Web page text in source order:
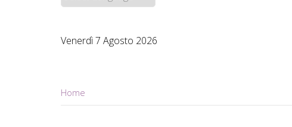
Venerdì 7 Agosto 2026
Home